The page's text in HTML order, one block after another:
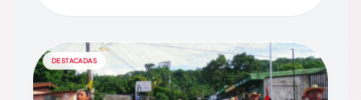
DESTACADAS